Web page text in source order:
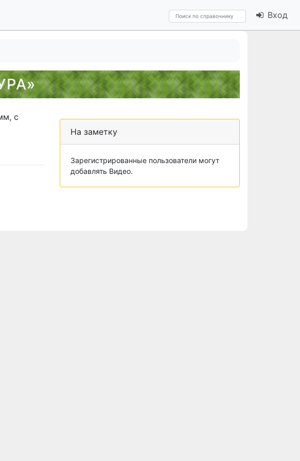
Вход
с
На заметку
Зарегистрированные пользователи могут
добавлять Видео.